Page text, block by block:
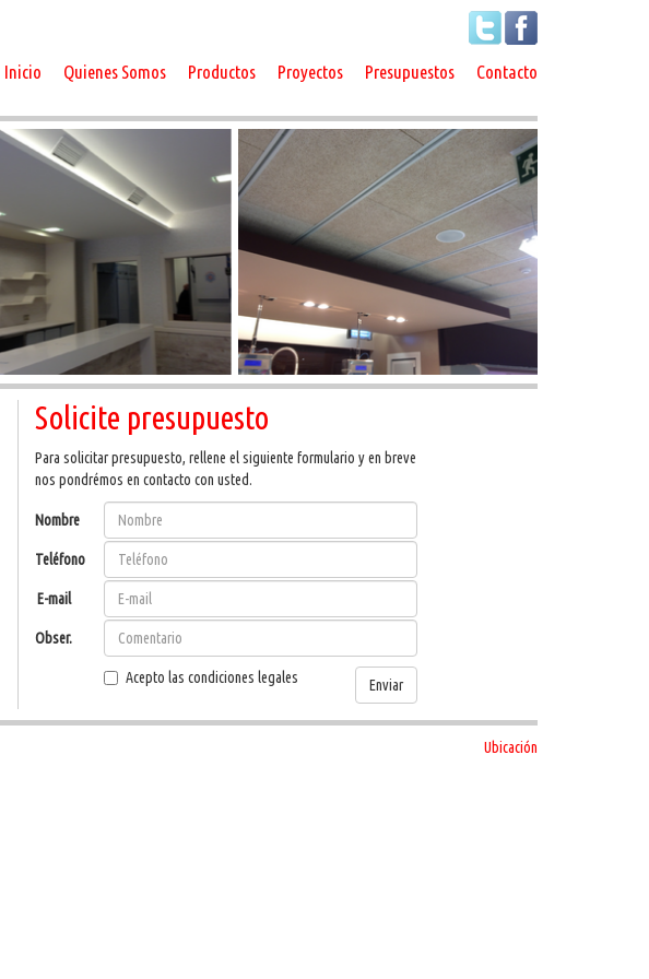
Siguenos en twitter
Siguenos en facebook
Inicio Quienes Somos Productos Proyectos Presupuestos Contacto
Solicite presupuesto
Para solicitar presupuesto, rellene el siguiente formulario y en breve
nos pondrémos en contacto con usted.
Nombre
Teléfono
E-mail
Obser.
Enviar
Acepto las condiciones legales
Ubicación